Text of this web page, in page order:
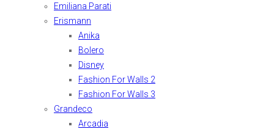
Emiliana Parati
Erismann
Anika
Bolero
Disney
Fashion For Walls 2
Fashion For Walls 3
Grandeco
Arcadia